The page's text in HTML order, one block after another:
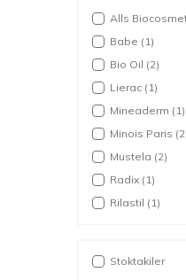
Alls
Babe (1)
Bio Oil (2)
Lierac (1)
Mineaderm (1)
Minois Paris
Mustela (2)
Radix (1)
Rilastil (1)
Stoktakiler